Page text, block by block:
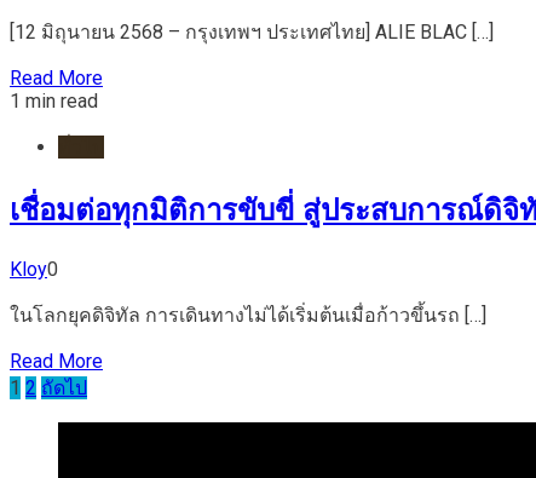
[12 มิถุนายน 2568 – กรุงเทพฯ ประเทศไทย] ALIE BLAC […]
Read More
1 min read
เชื่อมต่อทุกมิติการขับขี่ สู่ประสบการณ์ดิจิ
Kloy0
ในโลกยุคดิจิทัล การเดินทางไม่ได้เริ่มต้นเมื่อก้าวขึ้นรถ […]
Read More
Posts
pagination
1 2 ถัดไป